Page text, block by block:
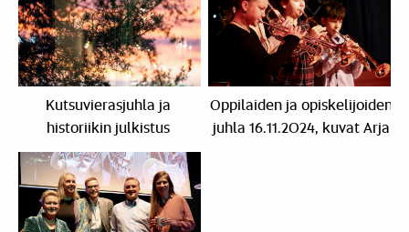
Kutsuvierasjuhla ja
historiikin julkistus
15.11.2024, kuvat Sakari
Röyskö ja Arja Holma
Oppilaiden ja opiskelijoiden
juhla 16.11.2024, kuvat Arja